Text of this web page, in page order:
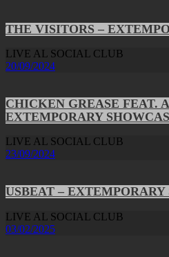
THE VISITORS –
LIVE AL SOCIAL CLUB
20/09/2024
CHICKEN GREASE FEAT.
EXTEMPORARY
LIVE AL SOCIAL CLUB
23/09/2024
USBEAT – EXTEMPORARY
LIVE AL SOCIAL CLUB
03/02/2025